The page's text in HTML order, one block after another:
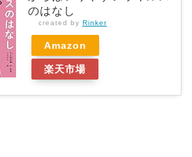
のはなし
created by Rinker
Amazon
楽天市場